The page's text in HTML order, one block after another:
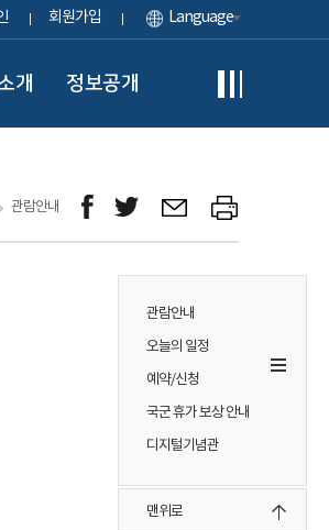
회원가입 Language
개 정보공개
관람안내
오늘의 일정
예약/신청
국군 휴가 보상 안내
디지털기념관
맨위로
관람안내